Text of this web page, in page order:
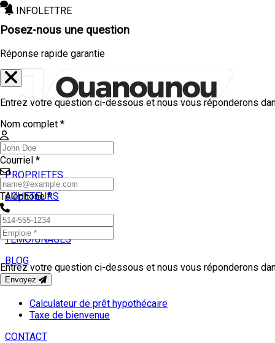
INFOLETTRE
PROPRIETES
ACHETEURS
VENDEURS
TEMOIGNAGES
BLOG
OUTILS
Calculateur de prêt hypothécaire
Taxe de bienvenue
CONTACT
Posez-nous une question
Réponse rapide garantie
Entrez votre question ci-dessous et nous vous réponderons
Nom complet *
Courriel *
Téléphone *
Entrez votre question ci-dessous et nous vous réponderons
Envoyez